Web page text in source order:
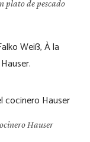
plato de pescado
Weiß, À la
Hauser